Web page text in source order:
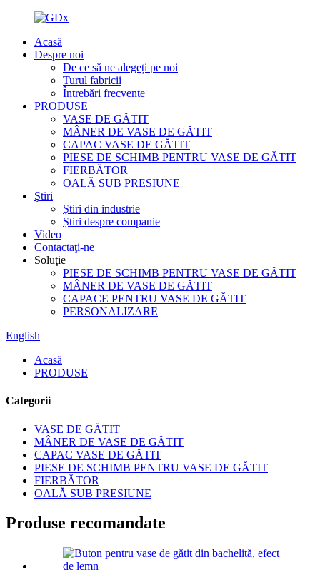
Acasă
Despre noi
De ce să ne alegeți pe noi
Turul fabricii
Întrebări frecvente
PRODUSE
VASE DE GĂTIT
MÂNER DE VASE DE GĂTIT
CAPAC VASE DE GĂTIT
PIESE DE SCHIMB PENTRU VASE DE GĂTIT
FIERBĂTOR
OALĂ SUB PRESIUNE
Ştiri
Știri din industrie
Știri despre companie
Video
Contactaţi-ne
Soluţie
PIESE DE SCHIMB PENTRU VASE DE GĂTIT
MÂNER DE VASE DE GĂTIT
CAPACE PENTRU VASE DE GĂTIT
PERSONALIZARE
English
Acasă
PRODUSE
Categorii
VASE DE GĂTIT
MÂNER DE VASE DE GĂTIT
CAPAC VASE DE GĂTIT
PIESE DE SCHIMB PENTRU VASE DE GĂTIT
FIERBĂTOR
OALĂ SUB PRESIUNE
Produse recomandate